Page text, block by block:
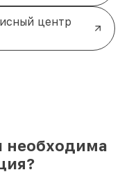
центр
необходима